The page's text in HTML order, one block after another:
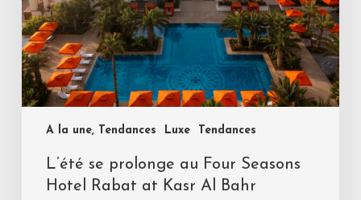
A la une, Tendances Luxe Tendances
L’été se prolonge au Four Seasons
Hotel Rabat at Kasr Al Bahr